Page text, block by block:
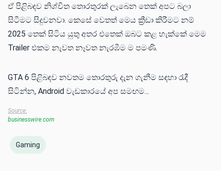
ඒ පිළිබඳව නිශ්චිත තොරතුරක් ලැබෙන තෙක් අපට බලා
සිටීමට සිදුවනවා. කෙසේ වෙතත් මෙය ක්‍රීඩා කිරීමට නම්
2025 තෙක් සිටිය යුතු අතර එතෙක් ඔබට කළ හැක්කේ මෙම
Trailer එකම නැවත නෑවත නැරඹීම ම පමණි.
GTA 6 පිළිබඳව නවතම තොරතුරු දැන ගැනීම සඳහා රැදී
සිටින්න, Android වැඩකාරයේ අප සමඟම...
Source:
businesswire.com
Gaming